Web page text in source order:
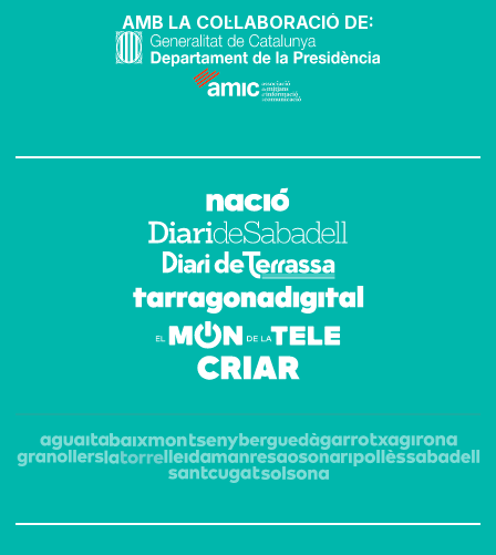
AMB LA COL·LABORACIÓ DE: